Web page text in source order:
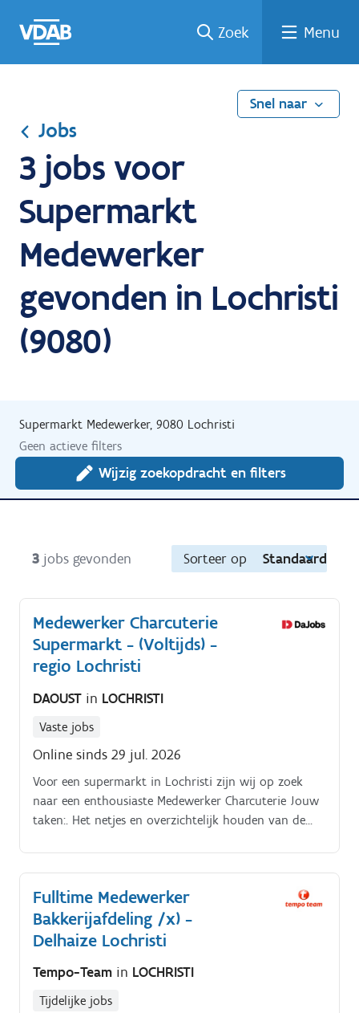
naar
een
een
job
naar
Zoek Menu
Snel naar
Jobs
3 jobs voor
Supermarkt
Medewerker
gevonden in Lochristi
(9080)
Supermarkt Medewerker, 9080 Lochristi
Geen actieve filters
Wijzig zoekopdracht en filters
3 jobs gevonden Sorteer op Standaard
Medewerker Charcuterie
Supermarkt - (Voltijds) -
regio Lochristi
DAOUST in LOCHRISTI
Vaste jobs
Online sinds 29 jul. 2026
Voor een supermarkt in Lochristi zijn wij op zoek
naar een enthousiaste Medewerker Charcuterie Jouw
taken:. Het netjes en overzichtelijk houden van de
vleeswaren en andere charcuterieproducten Klanten
adviseren over de verschillende vleeswaren en
productkeuzes Voorraad controleren en tijdig
aanvullen van producten Werken met snijmachines
en andere apparatuur volgens de hygiëne- en
hygiënevoorschriften en behouden van een schone
werkomgeving
Fulltime Medewerker
Bakkerijafdeling /x) -
Delhaize Lochristi
Tempo-Team in LOCHRISTI
Tijdelijke jobs